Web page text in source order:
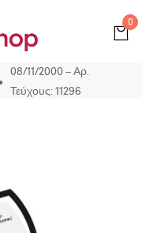
0
08/11/2000 – Αρ.
Τεύχους: 11296